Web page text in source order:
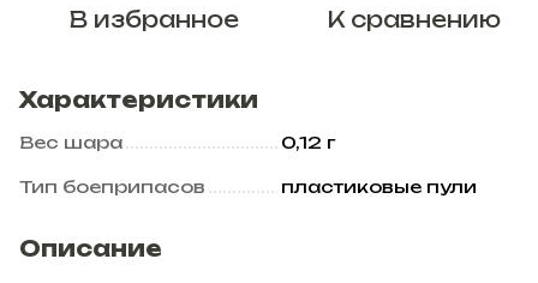
В избранное К сравнению
Характеристики
Вес шара 0,12 г
Тип боеприпасов пластиковые пули
Описание